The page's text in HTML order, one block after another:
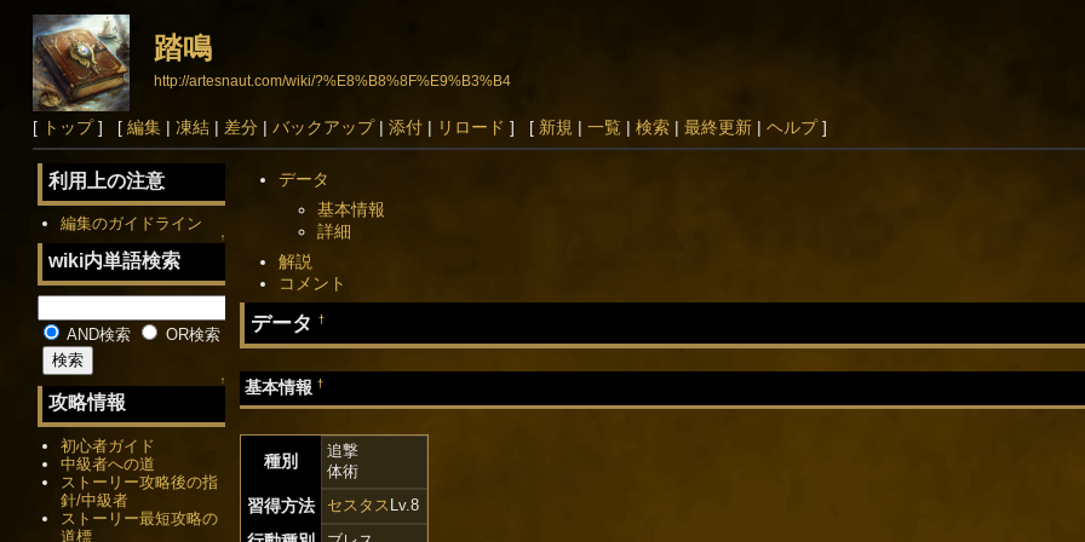
踏鳴
http://artesnaut.com/wiki/?%E8%B8%8F%E9%B3%B4
[ トップ] [ 編集| 凍結| 差分| バックアップ| 添付| リロード ] [ 新規 | 一覧| 検索| 最終更新| ヘルプ]
データ
基本情報
詳細
解説
コメント
データ †
基本情報 †
種別
追撃
体術
習得方法 セスタス Lv.8
利用上の注意
編集のガイドライン
↑
wiki内単語検索
AND検索 OR検索
↑
攻略情報
初心者ガイド
中級者への道
ストーリー攻略後の指
針/中級者
ストーリー最短攻略の
道標